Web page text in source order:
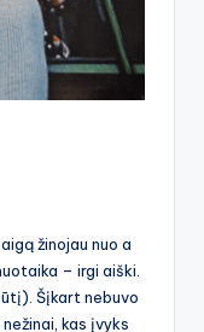
žinojau nuo a
– irgi aiški.
Šįkart nebuvo
kas įvyks